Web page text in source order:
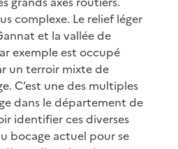
complexe. Le relief léger
et la vallée de
exemple est occupé
un terroir mixte de
C’est une des multiples
dans le département de
identifier ces diverses
bocage actuel pour se